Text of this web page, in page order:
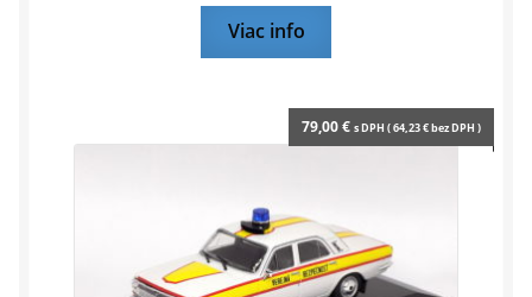
Viac info
79,00€ s DPH (64,23€bez DPH )